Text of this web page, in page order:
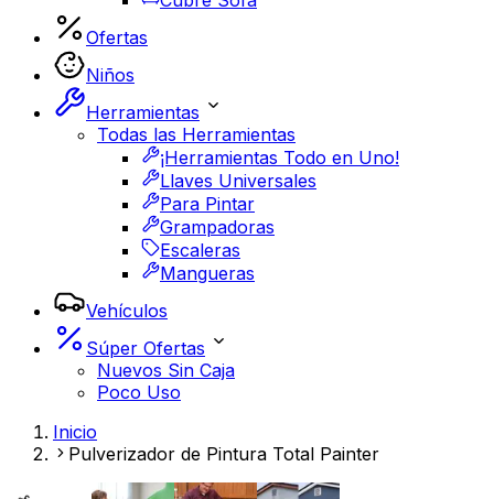
Ofertas
Niños
Herramientas
Todas las Herramientas
¡Herramientas Todo en Uno!
Llaves Universales
Para Pintar
Grampadoras
Escaleras
Mangueras
Vehículos
Súper Ofertas
Nuevos Sin Caja
Poco Uso
Inicio
Pulverizador de Pintura Total Painter